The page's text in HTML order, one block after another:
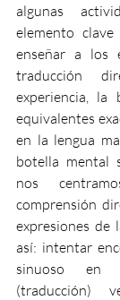
algunas
elemento
enseñar a los
traducción
experiencia, la
equivalentes
en la lengua
botella mental
nos
comprensión
expresiones de
así: intentar
sinuoso en
(traducción)